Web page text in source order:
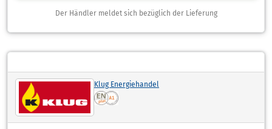
Der Händler meldet sich bezüglich der Lieferung
Klug Energiehandel